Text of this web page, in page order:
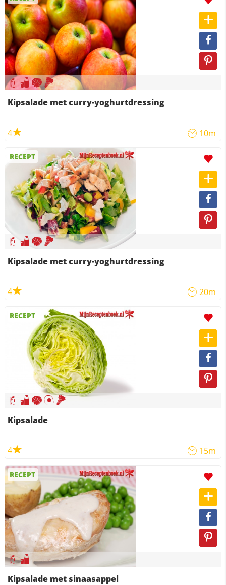
Kipsalade met curry-yoghurtdressing
4 10m
RECEPT
Kipsalade met curry-yoghurtdressing
4 20m
RECEPT
Kipsalade
4 15m
RECEPT
Kipsalade met sinaasappel